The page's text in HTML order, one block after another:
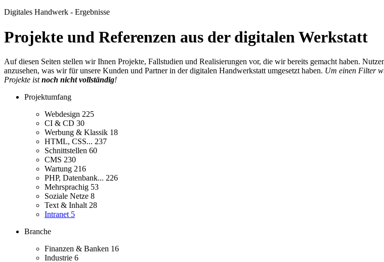
Digitales Handwerk - Ergebnisse
Projekte und Referenzen aus der digitalen Werkstatt
Auf diesen Seiten stellen wir Ihnen Projekte, Fallstudien und Realisierungen vor, die wir bereits gemacht haben.
anzusehen, was wir für unsere Kunden und Partner in der digitalen Handwerkstatt umgesetzt haben. Um einen Filter
Projekte istnoch nicht vollständig!
Projektumfang
Webdesign 225
CI & CD 30
Werbung & Klassik 18
HTML, CSS... 237
Schnittstellen 60
CMS 230
Wartung 216
PHP, Datenbank... 226
Mehrsprachig 53
Soziale Netze 8
Text & Inhalt 28
Intranet 5
Branche
Finanzen & Banken 16
Industrie 6